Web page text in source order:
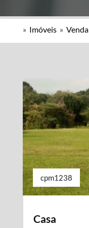
» Imóveis » Venda
cpm1238
Casa